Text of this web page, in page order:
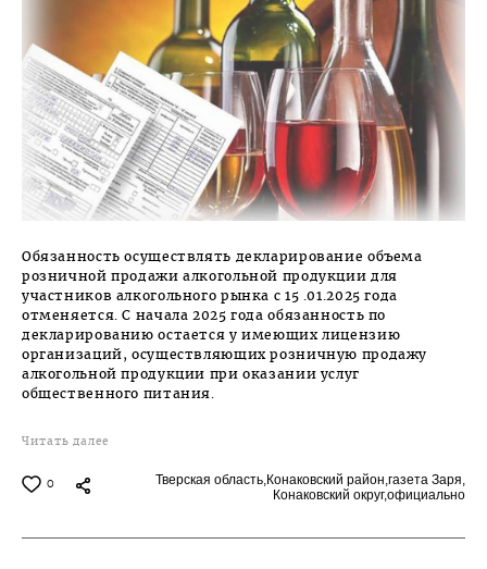
Обязанность осуществлять декларирование объема
розничной продажи алкогольной продукции для
участников алкогольного рынка с 15 .01.2025 года
отменяется. С начала 2025 года обязанность по
декларированию остается у имеющих лицензию
организаций, осуществляющих розничную продажу
алкогольной продукции при оказании услуг
общественного питания.
Читать далее
0 Тверская область,Конаковский район,газета Заря,
Конаковский округ,официально